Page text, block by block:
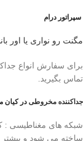
سپراتور درام
مگنت رو نواری یا اور
برای سفارش انواع
تماس بگیرید.
جداکننده مخروطیدر کیان
شبکه های مغناطیسی :
ساخته می شود و بیشتر